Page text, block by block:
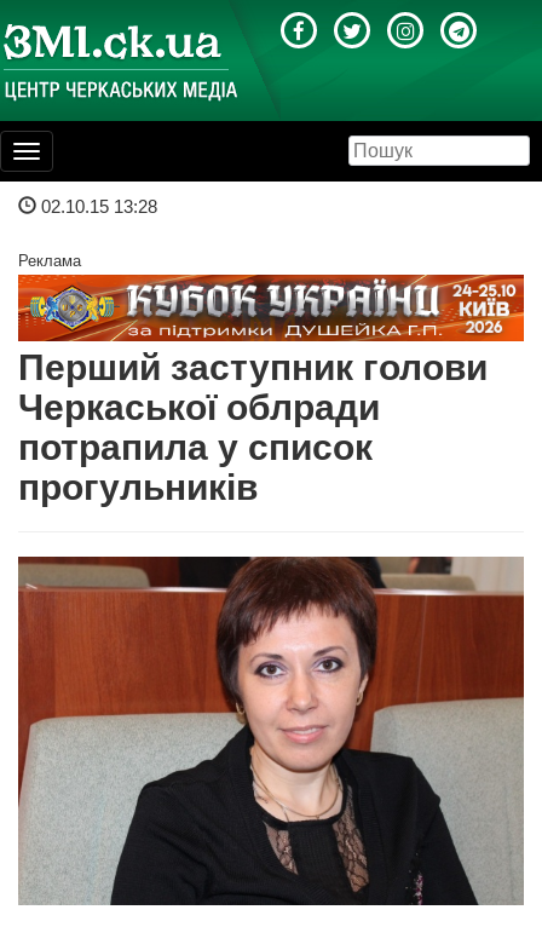
Toggle
navigation
02.10.15 13:28
Реклама
Перший заступник голови
Черкаської облради
потрапила у список
прогульників